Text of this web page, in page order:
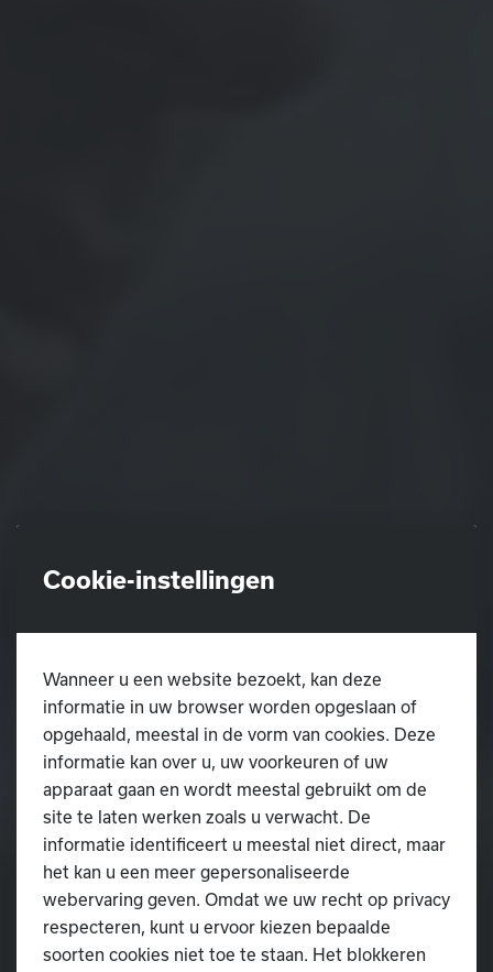
Cookie-instellingen
Wanneer u een website bezoekt, kan deze
informatie in uw browser worden opgeslaan of
opgehaald, meestal in de vorm van cookies. Deze
informatie kan over u, uw voorkeuren of uw
apparaat gaan en wordt meestal gebruikt om de
site te laten werken zoals u verwacht. De
informatie identificeert u meestal niet direct, maar
het kan u een meer gepersonaliseerde
webervaring geven. Omdat we uw recht op privacy
respecteren, kunt u ervoor kiezen bepaalde
soorten cookies niet toe te staan. Het blokkeren